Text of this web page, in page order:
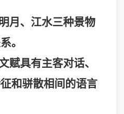
月、江水三种景物
。
赋具有主客对话、
和骈散相间的语言